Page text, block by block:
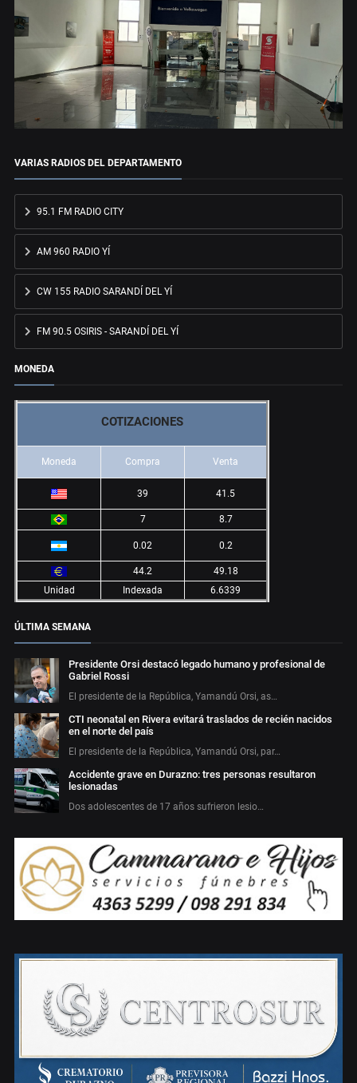
VARIAS RADIOS DEL DEPARTAMENTO
95.1 FM RADIO CITY
AM 960 RADIO YÍ
CW 155 RADIO SARANDÍ DEL YÍ
FM 90.5 OSIRIS - SARANDÍ DEL YÍ
MONEDA
COTIZACIONES
Moneda Compra Venta
39 41.5
7 8.7
0.02 0.2
44.2
49.18
Unidad
Indexada 6.6339
ÚLTIMA SEMANA
Presidente Orsi destacó legado humano y profesional de
Gabriel Rossi
El presidente de la República, Yamandú Orsi, as…
CTI neonatal en Rivera evitará traslados de recién nacidos
en el norte del país
El presidente de la República, Yamandú Orsi, par…
Accidente grave en Durazno: tres personas resultaron
lesionadas
Dos adolescentes de 17 años sufrieron lesio…